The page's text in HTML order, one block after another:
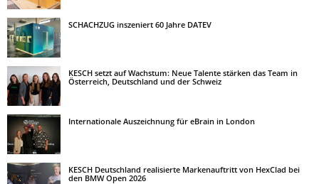
SCHACHZUG inszeniert 60 Jahre DATEV
KESCH setzt auf Wachstum: Neue Talente stärken das Team in
Österreich, Deutschland und der Schweiz
Internationale Auszeichnung für eBrain in London
KESCH Deutschland realisierte Markenauftritt von HexClad bei
den BMW Open 2026